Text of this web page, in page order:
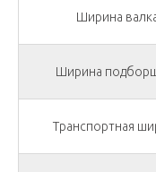
Ширина
Ширина
Транспортная